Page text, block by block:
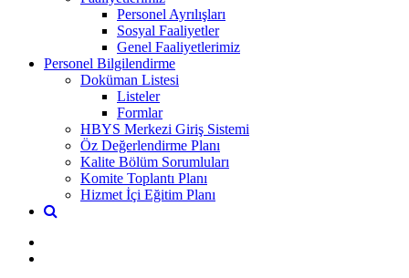
Personel Ayrılışları
Sosyal Faaliyetler
Genel Faaliyetlerimiz
Personel Bilgilendirme
Doküman Listesi
Listeler
Formlar
HBYS Merkezi Giriş Sistemi
Öz Değerlendirme Planı
Kalite Bölüm Sorumluları
Komite Toplantı Planı
Hizmet İçi Eğitim Planı